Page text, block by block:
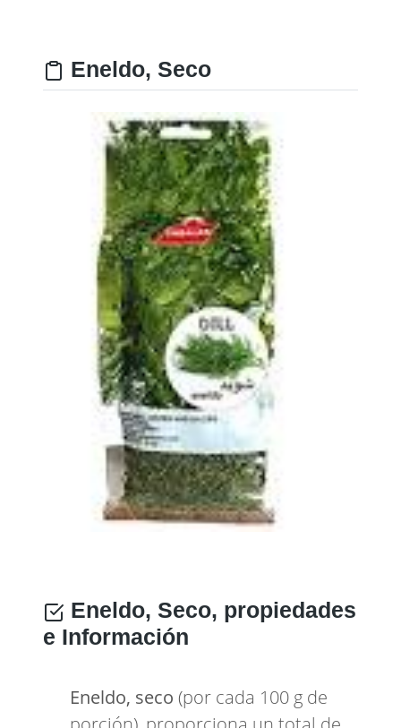
Eneldo, Seco
Eneldo, Seco, propiedades
e Información
Eneldo, seco (por cada 100 g de